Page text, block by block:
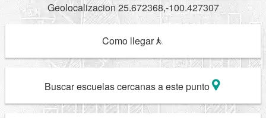
Geolocalizacion 25.672368,-100.427307
Como llegar
Buscar escuelas cercanas a este punto